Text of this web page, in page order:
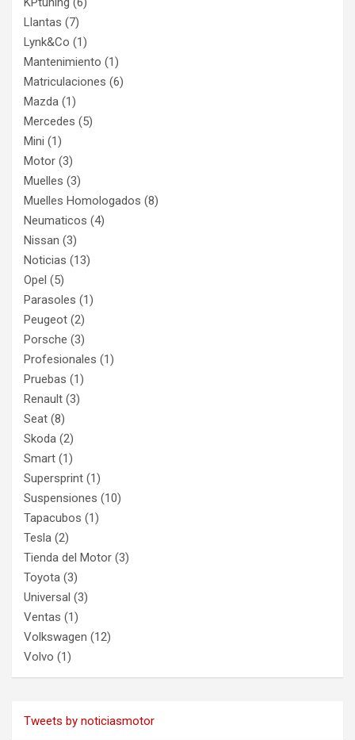
Llantas (7)
Lynk&Co (1)
Mantenimiento (1)
Matriculaciones (6)
Mazda (1)
Mercedes (5)
Mini (1)
Motor (3)
Muelles (3)
Muelles Homologados (8)
Neumaticos (4)
Nissan (3)
Noticias (13)
Opel (5)
Parasoles (1)
Peugeot (2)
Porsche (3)
Profesionales (1)
Pruebas (1)
Renault (3)
Seat (8)
Skoda (2)
Smart (1)
Supersprint (1)
Suspensiones (10)
Tapacubos (1)
Tesla (2)
Tienda del Motor (3)
Toyota (3)
Universal (3)
Ventas (1)
Volkswagen (12)
Volvo (1)
Tweets by noticiasmotor